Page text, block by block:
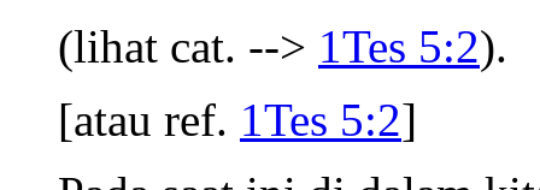
(lihat cat. --> 1Tes 5:2).
[atau ref. 1Tes 5:2]